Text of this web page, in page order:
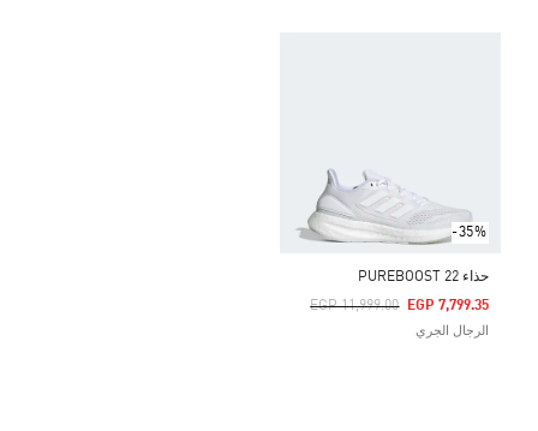
-35%
حذاء PUREBOOST 22
Price Reduced From
EGP 11,999.00
To EGP 7,799.35
الرجال الجري